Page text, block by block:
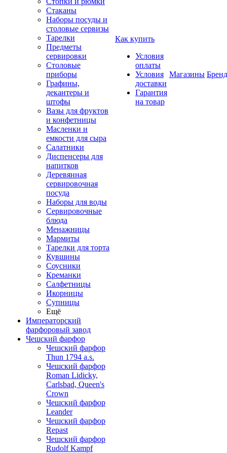
Стаканы
Наборы посуды и
столовые сервизы
Тарелки
Предметы
сервировки
Столовые
приборы
Графины,
декантеры и
штофы
Вазы для фруктов
и конфетницы
Масленки и
емкости для сыра
Салатники
Диспенсеры для
напитков
Деревянная
сервировочная
посуда
Наборы для воды
Сервировочные
блюда
Менажницы
Мармиты
Тарелки для торта
Кувшины
Соусники
Креманки
Салфетницы
Икорницы
Супницы
Ещё
Императорский
фарфоровый завод
Чешский фарфор
Чешский фарфор
Thun 1794 a.s.
Чешский фарфор
Roman Lidicky,
Carlsbad, Queen's
Crown
Чешский фарфор
Leander
Чешский фарфор
Repast
Чешский фарфор
Rudolf Kampf
Как купить
Условия
оплаты
Условия
доставки
Гарантия
на товар
Магазины